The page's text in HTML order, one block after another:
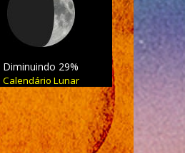
Diminuindo 29%
Calendário Lunar